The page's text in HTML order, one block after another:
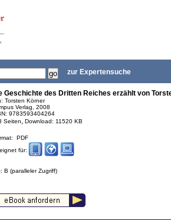
zur Expertensuche
Geschichte des Dritten Reiches erzählt von
Torsten Körner
Verlag, 2008
9783593404264
Seiten, Download: 11520 KB
PDF
für:
B (paralleler Zugriff)